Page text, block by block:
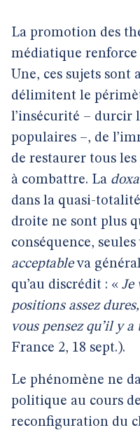
La promotion des
médiatique renforce
Une, ces sujets sont
délimitent le
l’insécurité – durcir
populaires –, de
de restaurer tous
à combattre. La doxa
dans la quasi-
droite ne sont plus
conséquence,
acceptableva
qu’au discrédit : « Je
positions assez
vous pensez qu’il y
France 2, 18 sept.).
Le phénomène ne
politique au cours
reconfiguration du